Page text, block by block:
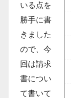
いる点を
勝手に書
きました
ので、今
回は請求
書につい
て書いて